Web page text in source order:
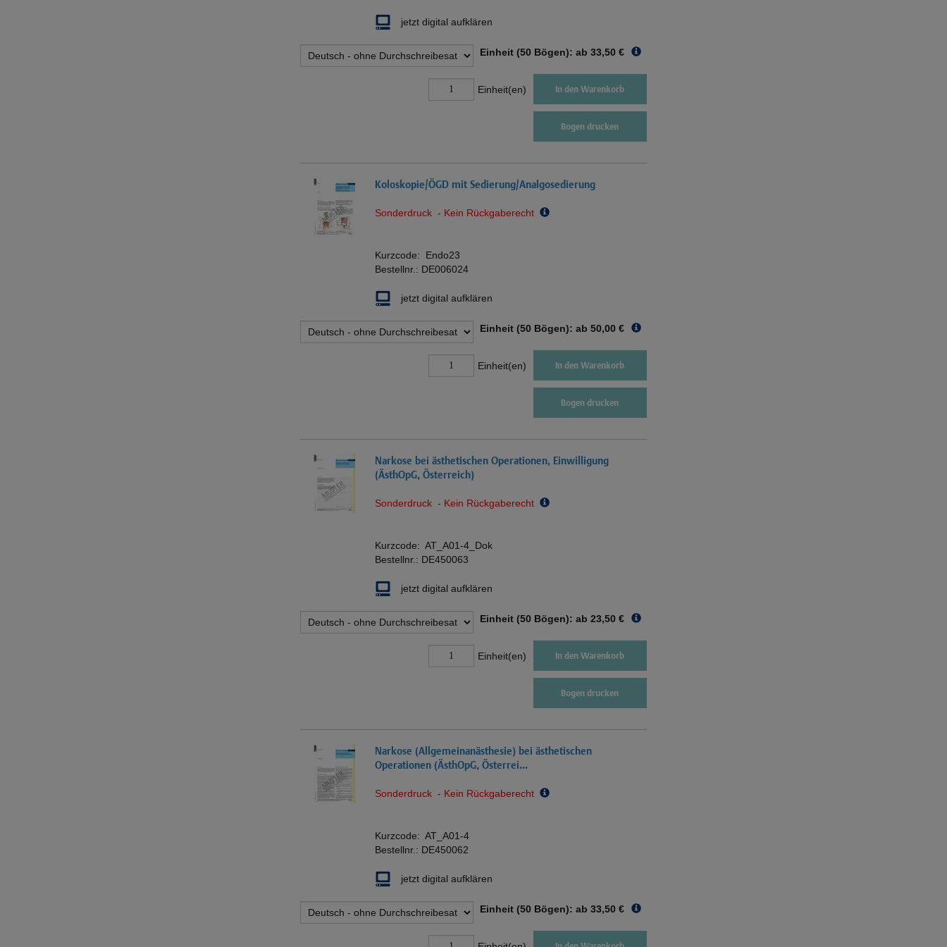
jetzt digital aufklären
Einheit (50 Bögen): ab 33,50 €
Einheit(en) In den Warenkorb
Bogen drucken
Koloskopie/ÖGD mit Sedierung/Analgosedierung
Sonderdruck - Kein Rückgaberecht
Kurzcode: Endo23
Bestellnr.: DE006024
jetzt digital aufklären
Einheit (50 Bögen): ab 50,00 €
Einheit(en) In den Warenkorb
Bogen drucken
Narkose bei ästhetischen Operationen, Einwilligung
(ÄsthOpG, Österreich)
Sonderdruck - Kein Rückgaberecht
Kurzcode: AT_A01-4_Dok
Bestellnr.: DE450063
jetzt digital aufklären
Einheit (50 Bögen): ab 23,50 €
Einheit(en) In den Warenkorb
Bogen drucken
Narkose (Allgemeinanästhesie) bei ästhetischen
Operationen (ÄsthOpG, Österrei...
Sonderdruck - Kein Rückgaberecht
Kurzcode: AT_A01-4
Bestellnr.: DE450062
jetzt digital aufklären
Einheit (50 Bögen): ab 33,50 €